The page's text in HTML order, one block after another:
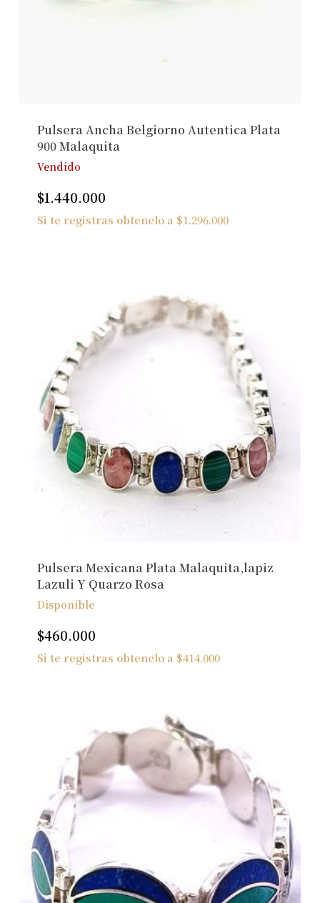
Ver Joyas
Pulsera Ancha Belgiorno Autentica Plata
900 Malaquita
Vendido
$1.440.000
Si te registras obtenelo a $1.296.000
Pulsera Mexicana Plata Malaquita,lapiz
Lazuli Y Quarzo Rosa
Disponible
$460.000
Si te registras obtenelo a $414.000